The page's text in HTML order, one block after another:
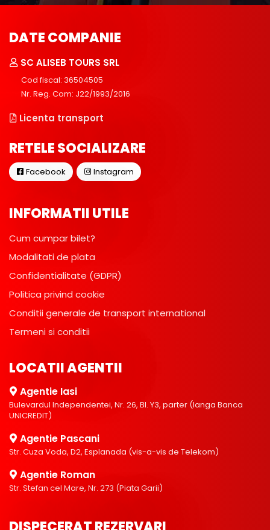
DATE COMPANIE
SC ALISEB TOURS SRL
Cod fiscal: 36504505
Nr. Reg. Com: J22/1993/2016
Licenta transport
RETELE SOCIALIZARE
Facebook Instagram
INFORMATII UTILE
Cum cumpar bilet?
Modalitati de plata
Confidentialitate (GDPR)
Politica privind cookie
Conditii generale de transport international
Termeni si conditii
LOCATII AGENTII
Agentie Iasi
Bulevardul Independentei, Nr. 26, Bl. Y3, parter (langa Banca
UNICREDIT)
Agentie Pascani
Str. Cuza Voda, D2, Esplanada (vis-a-vis de Telekom)
Agentie Roman
Str. Stefan cel Mare, Nr. 273 (Piata Garii)